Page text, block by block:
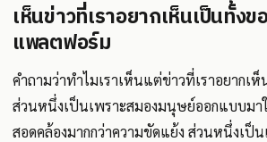
เห็นข่าวที่เราอยากเห็นเป็นทั้ง
แพลตฟอร์ม
คำถามว่าทำไมเราเห็นแต่ข่าวที่เราอยากเห็
ส่วนหนึ่งเป็นเพราะสมองมนุษย์ออกแบบมา
สอดคล้องมากกว่าความขัดแย้ง ส่วนหนึ่งเป็น